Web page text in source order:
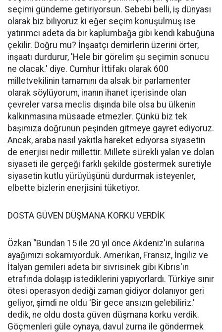
seçimi gündeme getiriyorsun. Sebebi belli, iş dünyası
olarak biz biliyoruz ki eğer seçim konuşulmuş ise
yatırımcı adeta da bir kaplumbağa gibi kendi kabuğuna
çekilir. Doğru mu? İnşaatçı demirlerin üzerini örter,
inşaatı durdurur, 'Hele bir görelim şu seçimin sonucu
ne olacak.' diye. Cumhur İttifakı olarak 600
milletvekilinin tamamını da alsak bir parlamenter
olarak söylüyorum, inanın ihanet içerisinde olan
çevreler varsa meclis dışında bile olsa bu ülkenin
kalkınmasına müsaade etmezler. Çünkü biz tek
başımıza doğrunun peşinden gitmeye gayret ediyoruz.
Ancak, araba nasıl yakıtla hareket ediyorsa siyasetin
de enerjisi nedir millettir. Millete sürekli yalan ve dolan
siyaseti ile gerçeği farklı şekilde göstermek suretiyle
siyasetin kutlu yürüyüşünü durdurmak isteyenler,
elbette bizlerin enerjisini tüketiyor.
DOSTA GÜVEN DÜŞMANA KORKU VERDİK
Özkan “Bundan 15 ile 20 yıl önce Akdeniz'in sularına
ayağımızı sokamıyorduk. Amerikan, Fransız, İngiliz ve
İtalyan gemileri adeta bir sivrisinek gibi Kıbrıs'ın
etrafında dolaşıp istediklerini yapıyorlardı. Türkiye sınır
ötesi operasyon dediği zaman gidiyor dolanıyor geri
geliyor, şimdi ne oldu 'Bir gece ansızın gelebiliriz.'
dedik, ne oldu dosta güven düşmana korku verdik.
Göçmenleri güle oynaya, davul zurna ile göndermek